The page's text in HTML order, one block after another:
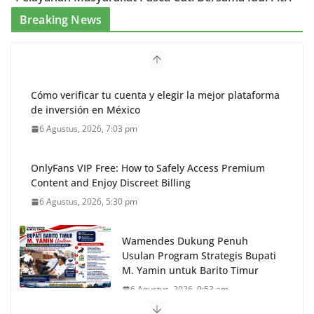
Breaking News
Cómo verificar tu cuenta y elegir la mejor plataforma
de inversión en México
6 Agustus, 2026, 7:03 pm
OnlyFans VIP Free: How to Safely Access Premium
Content and Enjoy Discreet Billing
6 Agustus, 2026, 5:30 pm
Wamendes Dukung Penuh
Usulan Program Strategis Bupati
M. Yamin untuk Barito Timur
6 Agustus, 2026, 9:53 am